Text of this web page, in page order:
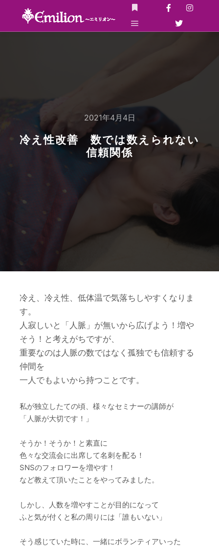
詳細
2021年4月4日
冷え性改善 数では数えられない
信頼関係
冷え、冷え性、低体温で気落ちしやすくなりま
す。
人寂しいと「人脈」が無いから広げよう！増や
そう！と考えがちですが、
重要なのは人脈の数ではなく孤独でも信頼する
仲間を
一人でもよいから持つことです。
私が独立したての頃、様々なセミナーの講師が
「人脈が大切です！」
そうか！そうか！と素直に
色々な交流会に出席して名刺を配る！
SNSのフォロワーを増やす！
など教えて頂いたことをやってみました。
しかし、人数を増やすことが目的になって
ふと気が付くと私の周りには「誰もいない」
そう感じていた時に、一緒にボランティアいった